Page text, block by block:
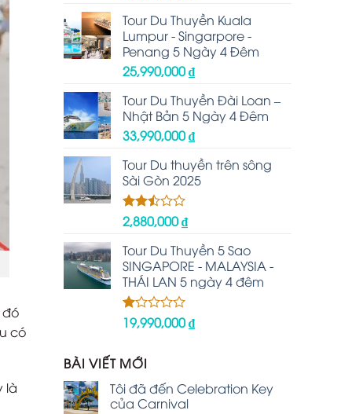
đó
có
là
Tour Du Thuyền Kuala
Lumpur - Singarpore -
Penang 5 Ngày 4 Đêm
25,990,000₫
Tour Du Thuyền Đài Loan –
Nhật Bản 5 Ngày 4 Đêm
33,990,000₫
Tour Du thuyền trên sông
Sài Gòn 2025
Được
hạng
2.48
5 sao
2,880,000₫
Tour Du Thuyền 5 Sao
SINGAPORE - MALAYSIA -
THÁI LAN 5 ngày 4 đêm
Được
1.00
5
sao
19,990,000₫
BÀI VIẾT MỚI
Tôi đã đến Celebration Key
của Carnival